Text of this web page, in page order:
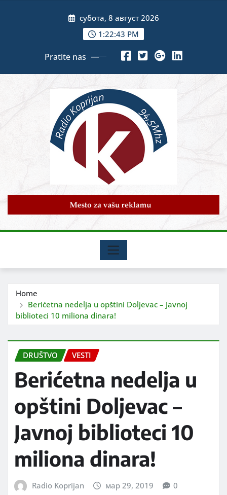
субота, 8 август 2026
1:22:44 PM
Pratite nas
Home
Berićetna nedelja u opštini Doljevac – Javnoj
biblioteci 10 miliona dinara!
DRUŠTVO VESTI
Berićetna nedelja u
opštini Doljevac –
Javnoj biblioteci 10
miliona dinara!
Radio Koprijan мар 29, 2019 0